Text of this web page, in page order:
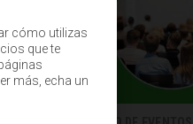
cómo utilizas
que te
más, echa un